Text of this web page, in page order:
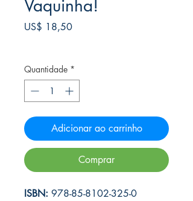
Vaquinha!
US$ 18,50Preço
Quantidade *
Adicionar ao carrinho
Comprar
ISBN: 978-85-8102-325-0